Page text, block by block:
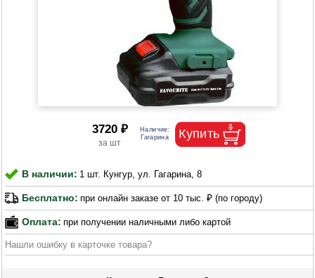
3720 ₽
В наличии: 1 шт. Кунгур, ул. Гагарина, 8
Бесплатно: при онлайн заказе от 10 тыс. ₽ (по городу)
Оплата: при получении наличными либо картой
Нашли ошибку в карточке товара?